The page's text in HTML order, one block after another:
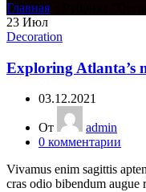
Главная
23 Июл
Decoration
Exploring Atlanta’s
03.12.2021
От
admin
0 комментарии
Vivamus enim sagittis
cras odio bibendum augue